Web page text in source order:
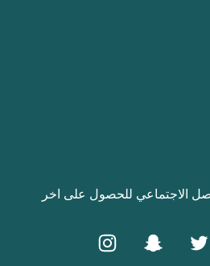
الاجتماعي للحصول على اخر